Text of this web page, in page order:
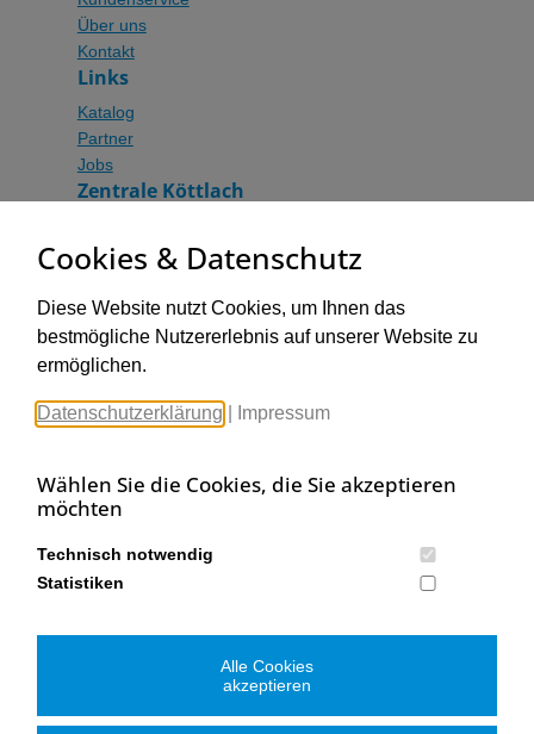
Über uns
Kontakt
Links
Katalog
Partner
Jobs
Zentrale Köttlach
Spenglerartikel
Industriestraße 90, Köttlach
T:02662 / 431 31
E-Mail senden
Filiale Wien
Michael Worahnik GmbH
Spenglerartikel
A-1230 Wien
T:01 / 905 13 91
Filiale Graz
Michael Worahnik GmbH
Gradnerstraße 119
E-Mail senden
Cookies & Datenschutz
Diese Website nutzt Cookies, um Ihnen das
bestmögliche Nutzererlebnis auf unserer Website zu
ermöglichen.
Datenschutzerklärung Impressum
Wählen Sie die Cookies, die Sie akzeptieren
möchten
Technisch notwendig
Statistiken
Alle Cookies
akzeptieren